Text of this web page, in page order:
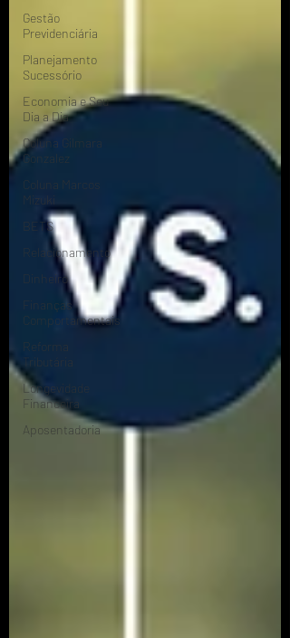
Gestão
Previdenciária
Planejamento
Sucessório
Economia e Seu
Dia a Dia
Coluna Gilmara
Gonzalez
Coluna Marcos
Mizuki
BETS
Relacionamento
Dinheiro
Finanças
Comportamentais
Reforma
Tributária
Longevidade
Financeira
Aposentadoria